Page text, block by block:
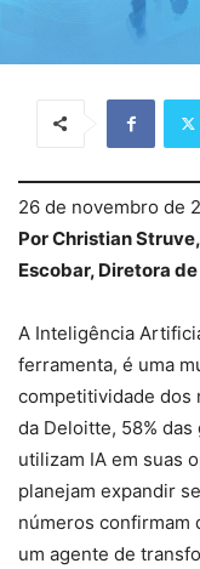
26 de novembro de
Por Christian
Escobar, Diretora
A Inteligência
ferramenta, é uma
competitividade dos
da Deloitte, 58%
utilizam IA em suas
planejam expandir
números confirmam
um agente de